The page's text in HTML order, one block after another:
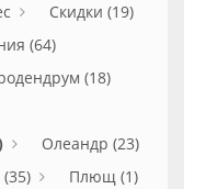
Скидки (19)
(64)
(18)
Олеандр (23)
Плющ (1)